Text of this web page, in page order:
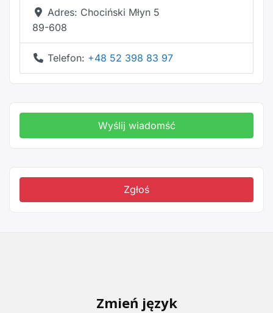
Adres: Chociński Młyn 5
89-608
Telefon: +48 52 398 83 97
Wyślij wiadomść
Zgłoś
Zmień język